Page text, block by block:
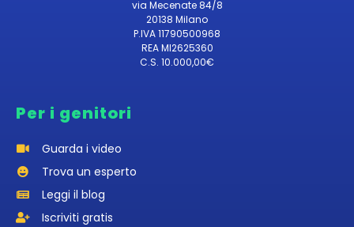
via Mecenate 84/8
20138 Milano
P.IVA 11790500968
REA MI2625360
C.S. 10.000,00€
Per i genitori
Guarda i video
Trova un esperto
Leggi il blog
Iscriviti gratis